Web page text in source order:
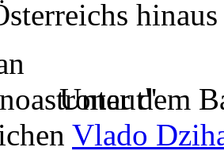
Unter dem
Vlado